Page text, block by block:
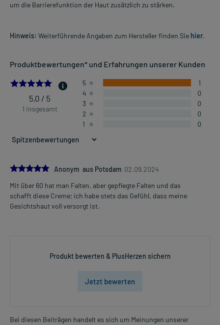
um die Barrierefunktion der Haut zusätzlich zu stärken.
Hinweis: Weiterführende Angaben zum Hersteller finden Sie hier.
Produktbewertungen* und Erfahrungen unserer Kunden
5.0
5,0 / 5
1 insgesamt
5
1
4
0
3
0
2
0
1
0
5.0Anonym aus Potsdam 02.09.2024
Mit über 60 hat man Falten, aber gepflegte Falten und das
schafft diese Creme; ich habe stets das Gefühl, dass meine
Gesichtshaut voll versorgt ist.
Produkt bewerten & PlusHerzen sichern
Jetzt bewerten
Bei diesen Beiträgen handelt es sich um Meinungen unserer